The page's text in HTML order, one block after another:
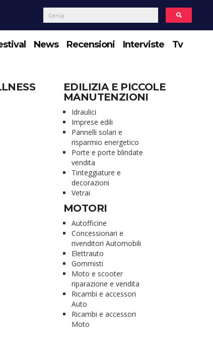
News Recensioni Interviste Tv
EDILIZIA E PICCOLE
MANUTENZIONI
Idraulici
Imprese edili
Pannelli solari e
risparmio energetico
Porte e porte blindate
vendita
Tinteggiature e
decorazioni
Vetrai
MOTORI
Autofficine
Concessionari e
rivenditori Automobili
Elettrauto
Gommisti
Moto e scooter
riparazione e vendita
Ricambi e accessori
Auto
Ricambi e accessori
Moto